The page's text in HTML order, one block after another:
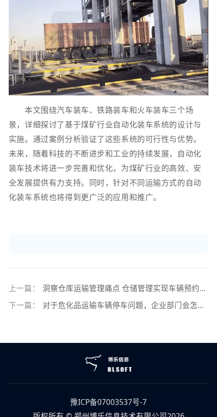
本文围绕汽车装车、铁路装车和火车装车三个场
景，详细探讨了基于煤矿行业自动化装车系统的设计与
实施。通过案例分析验证了这些系统的可行性与优势。
未来，随着科技的不断进步和工业的持续发展，自动化
装车技术将进一步完善和优化，为煤矿行业的高效、安
全发展提供有力支持。同时，针对不同运输方式的自动
化装车系统也将得到更广泛的应用和推广。
上一篇：
洞察仓库运输管理痛点 仓储管理实现车辆预约线上化
下一篇：
对于危化品运输车辆停车问题，企业部门会怎么做，该怎么做
豫ICP备07003537号-7